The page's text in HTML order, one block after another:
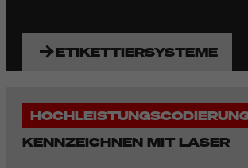
ETIKETTIERSYSTEME
KENNZEICHNEN MIT LASER